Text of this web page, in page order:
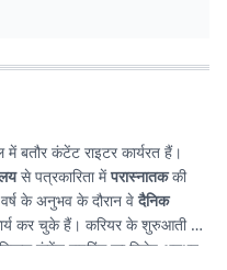
बतौर कंटेंट राइटर कार्यरत हैं।
से पत्रकारिता मेंपरास्नातककी
वर्ष के अनुभव के दौरान वेदैनिक
कर चुके हैं। करियर के शुरुआती दौर
कंटेंट राइटिंग का विशेष अनुभव